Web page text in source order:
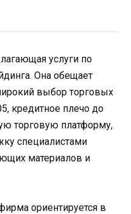
услуги по
Она обещает
выбор торговых
кредитное плечо до
торговую платформу,
специалистами
материалов и
ориентируется в